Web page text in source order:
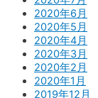
2020年6月
2020年5月
2020年4月
2020年3月
2020年2月
2020年1月
2019年12月